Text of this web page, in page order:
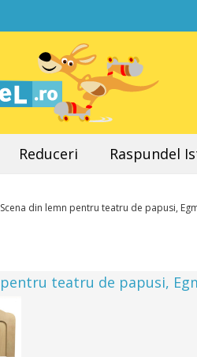
Reduceri Raspundel
Scena din lemn pentru teatru de papusi,